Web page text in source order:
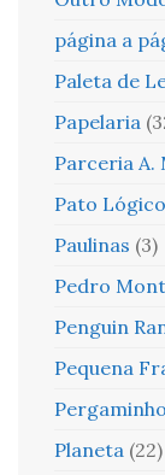
página a
Paleta de
Papelaria
Parceria A.
Pato Lógico
Paulinas (3)
Pedro
Penguin
Pequena
Pergaminho
Planeta (22)